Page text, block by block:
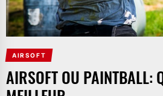
AIRSOFT
AIRSOFT OU PAINTBALL: